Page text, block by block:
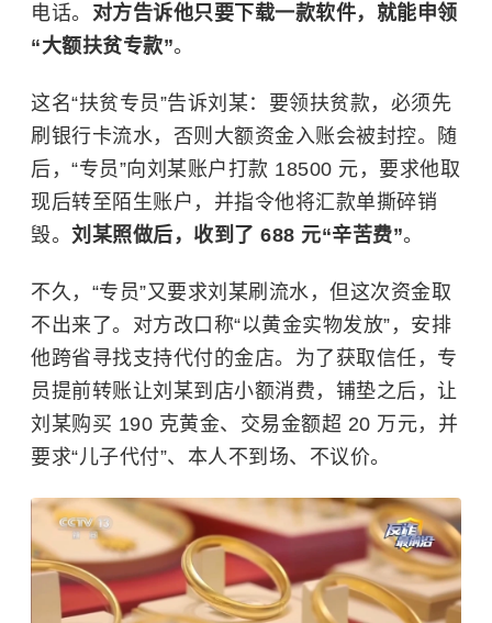
电话。 对方告诉他只要下载一款软件，就能申领
“大额扶贫专款”。
这名“扶贫专员”告诉刘某：要领扶贫款，必须先
刷银行卡流水，否则大额资金入账会被封控。随
后，“专员”向刘某账户打款 18500 元，要求他取
现后转至陌生账户，并指令他将汇款单撕碎销
毁。 刘某照做后，收到了 688 元“辛苦费”。
不久，“专员”又要求刘某刷流水，但这次资金取
不出来了。对方改口称“以黄金实物发放”，安排
他跨省寻找支持代付的金店。为了获取信任，专
员提前转账让刘某到店小额消费，铺垫之后，让
刘某购买 190 克黄金、交易金额超 20 万元，并
要求“儿子代付”、本人不到场、不议价。